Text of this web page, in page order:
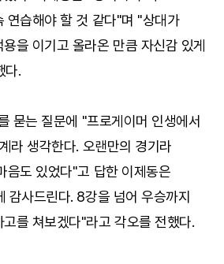
연습해야 할 것 같다"며 "상대가
을 이기고 올라온 만큼 자신감 있게
다.
묻는 질문에 "프로게이머 인생에서
라 생각한다. 오랜만의 경기라
음도 있었다"고 답한 이제동은
감사드린다. 8강을 넘어 우승까지
를 쳐보겠다"라고 각오를 전했다.